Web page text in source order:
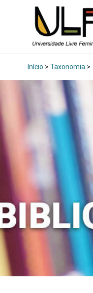
Início > Taxonomia >